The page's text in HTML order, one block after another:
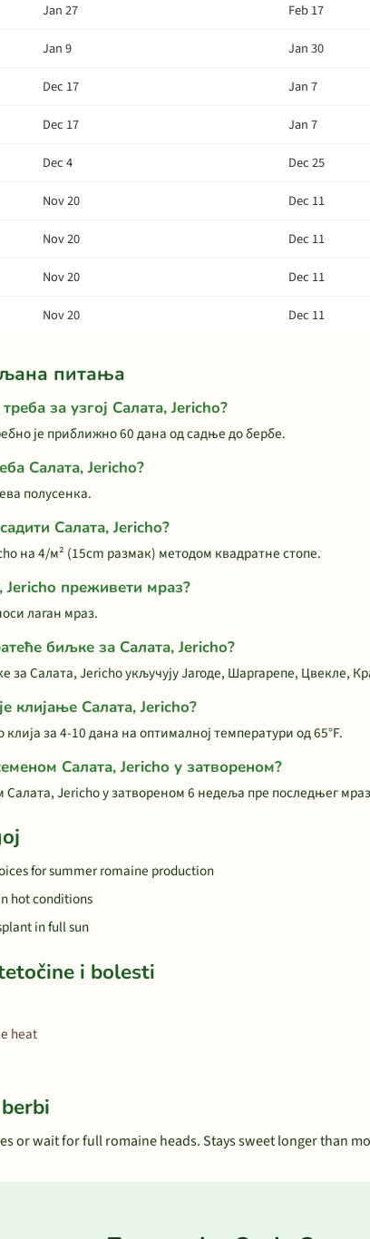
Jan 27 Feb 17
Jan 9 Jan 30
Dec 17 Jan 7
Dec 17 Jan 7
Dec 4 Dec 25
Nov 20 Dec 11
Nov 20 Dec 11
Nov 20 Dec 11
Nov 20 Dec 11
питања
за узгој Салата, Jericho?
је приближно 60 дана од садње до бербе.
Салата, Jericho?
полусенка.
Салата, Jericho?
на 4/м² (15cm размак) методом квадратне стопе.
преживети мраз?
лаган мраз.
биљке за Салата, Jericho?
за Салата, Jericho укључују Јагоде, Шаргарепе, Цвекле,
клијање Салата, Jericho?
за 4-10 дана на оптималној температури од 65°F.
Салата, Jericho у затвореном?
Jericho у затвореном 6 недеља пре последњег
for summer romaine production
hot conditions
in full sun
i bolesti
heat
or wait for full romaine heads. Stays sweet longer than